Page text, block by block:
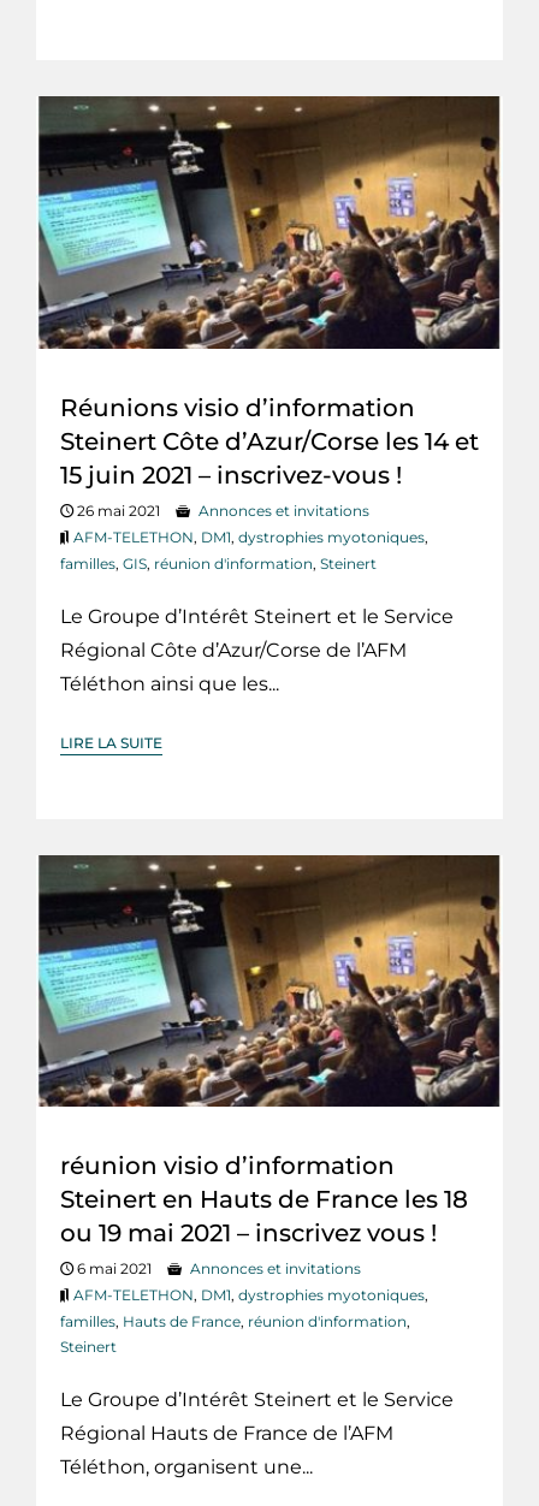
Réunions visio d’information
Steinert Côte d’Azur/Corse les 14 et
15 juin 2021 – inscrivez-vous !
26 mai 2021
Annonces et invitations
AFM-TELETHON, DM1, dystrophies myotoniques,
familles, GIS, réunion d'information, Steinert
Le Groupe d’Intérêt Steinert et le Service
Régional Côte d’Azur/Corse de l’AFM
Téléthon ainsi que les...
LIRE LA SUITE
réunion visio d’information
Steinert en Hauts de France les 18
ou 19 mai 2021 – inscrivez vous !
6 mai 2021
Annonces et invitations
AFM-TELETHON, DM1, dystrophies myotoniques,
familles, Hauts de France, réunion d'information,
Steinert
Le Groupe d’Intérêt Steinert et le Service
Régional Hauts de France de l’AFM
Téléthon, organisent une...